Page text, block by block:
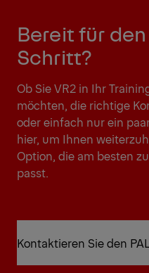
Bereit für
Schritt?
Ob Sie VR2 in Ihr
möchten, die richtige
oder einfach nur ein
hier, um Ihnen
Option, die am besten
passt.
Kontaktieren Sie den